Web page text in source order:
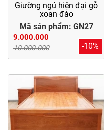
Giường ngủ hiện đại gỗ
xoan đào
Mã sản phẩm: GN27
9.000.000
10.000.000 -10%